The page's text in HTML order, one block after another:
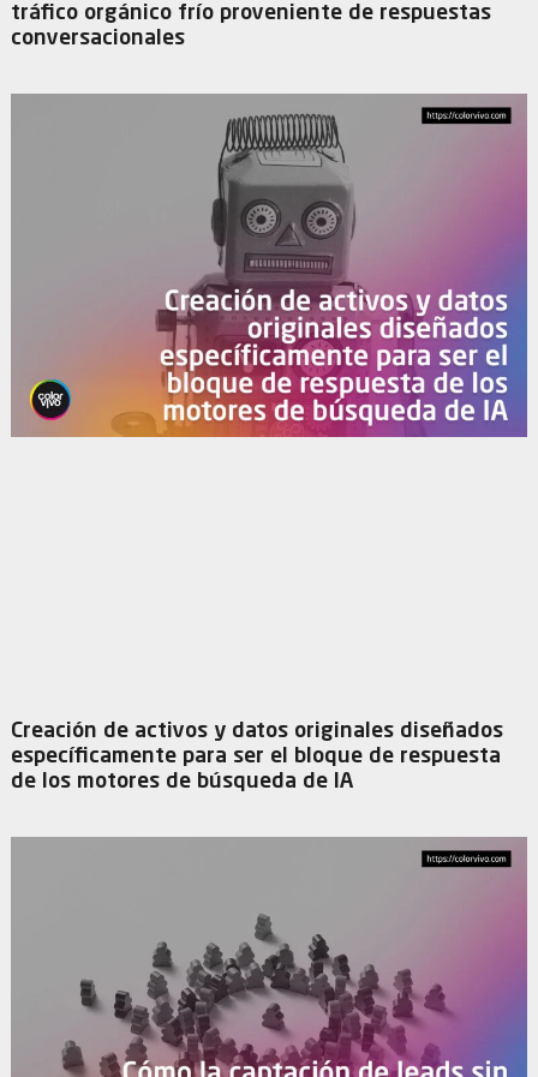
tráfico orgánico frío proveniente de respuestas
conversacionales
Creación de activos y datos originales diseñados
específicamente para ser el bloque de respuesta
de los motores de búsqueda de IA